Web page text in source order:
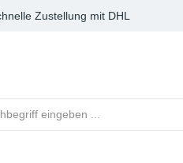
Zustellung mit DHL